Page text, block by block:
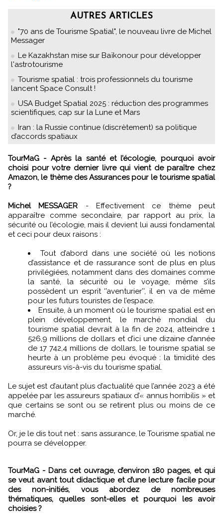
AUTRES ARTICLES
"70 ans de Tourisme Spatial", le nouveau livre de Michel
Messager
Le Kazakhstan mise sur Baïkonour pour développer
l'astrotourisme
Tourisme spatial : trois professionnels du tourisme
lancent Space Consult !
USA Budget Spatial 2025 : réduction des programmes
scientifiques, cap sur la Lune et Mars
Iran : la Russie continue (discrètement) sa politique
d’accords spatiaux
TourMaG - Après la santé et l’écologie, pourquoi avoir
choisi pour votre dernier livre qui vient de paraître chez
Amazon, le thème des Assurances pour le tourisme spatial
?
Michel MESSAGER - Effectivement ce thème peut
apparaître comme secondaire, par rapport au prix, la
sécurité ou l’écologie, mais il devient lui aussi fondamental
et ceci pour deux raisons :
Tout d’abord dans une société où les notions
d’assistance et de rassurance sont de plus en plus
privilégiées, notamment dans des domaines comme
la santé, la sécurité ou le voyage, même s’ils
possèdent un esprit ‘’aventurier’’, il en va de même
pour les futurs touristes de l’espace.
Ensuite, à un moment où le tourisme spatial est en
plein développement, le marché mondial du
tourisme spatial devrait à la fin de 2024, atteindre 1
526,9 millions de dollars et d’ici une dizaine d’année
de 17 742,4 millions de dollars, le tourisme spatial se
heurte à un problème peu évoqué : la timidité des
assureurs vis-à-vis du tourisme spatial.
Le sujet est d’autant plus d’actualité que l’année 2023 a été
appelée par les assureurs spatiaux d’« annus horribilis » et
que certains se sont ou se retirent plus ou moins de ce
marché.
Or, je le dis tout net : sans assurance, le Tourisme spatial ne
pourra se développer.
TourMaG - Dans cet ouvrage, d’environ 180 pages, et qui
se veut avant tout didactique et d’une lecture facile pour
des non-initiés, vous abordez de nombreuses
thématiques, quelles sont-elles et pourquoi les avoir
choisies ?